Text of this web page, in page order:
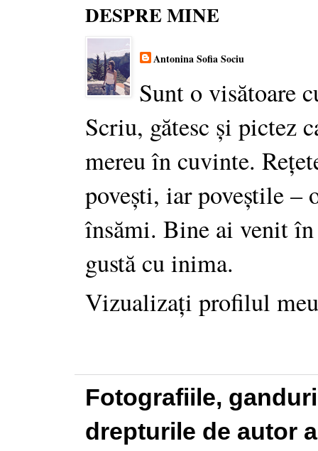
DESPRE MINE
Antonina Sofia Sociu
Sunt o visătoare
Scriu, gătesc și pictez
mereu în cuvinte.
povești, iar poveștile –
însămi. Bine ai venit
gustă cu inima.
Vizualizați profilul
Fotografiile,
drepturile de autor